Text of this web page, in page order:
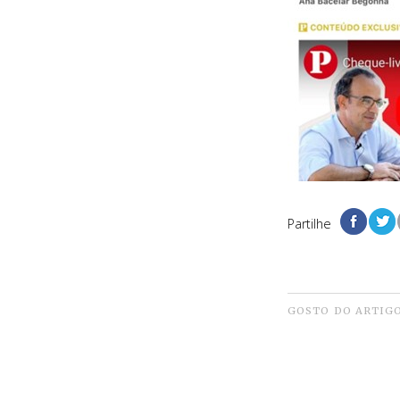
Partilhe
GOSTO DO